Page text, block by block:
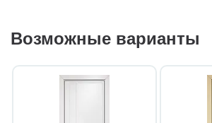
Возможные варианты